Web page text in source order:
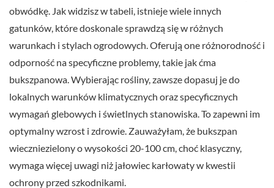
obwódkę. Jak widzisz w tabeli, istnieje wiele innych
gatunków, które doskonale sprawdzą się w różnych
warunkach i stylach ogrodowych. Oferują one różnorodność i
odporność na specyficzne problemy, takie jak ćma
bukszpanowa. Wybierając rośliny, zawsze dopasuj je do
lokalnych warunków klimatycznych oraz specyficznych
wymagań glebowych i świetlnych stanowiska. To zapewni im
optymalny wzrost i zdrowie. Zauważyłam, że bukszpan
wieczniezielony o wysokości 20-100 cm, choć klasyczny,
wymaga więcej uwagi niż jałowiec karłowaty w kwestii
ochrony przed szkodnikami.